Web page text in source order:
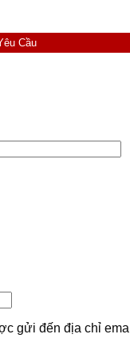
Cầu
gửi đến địa chỉ